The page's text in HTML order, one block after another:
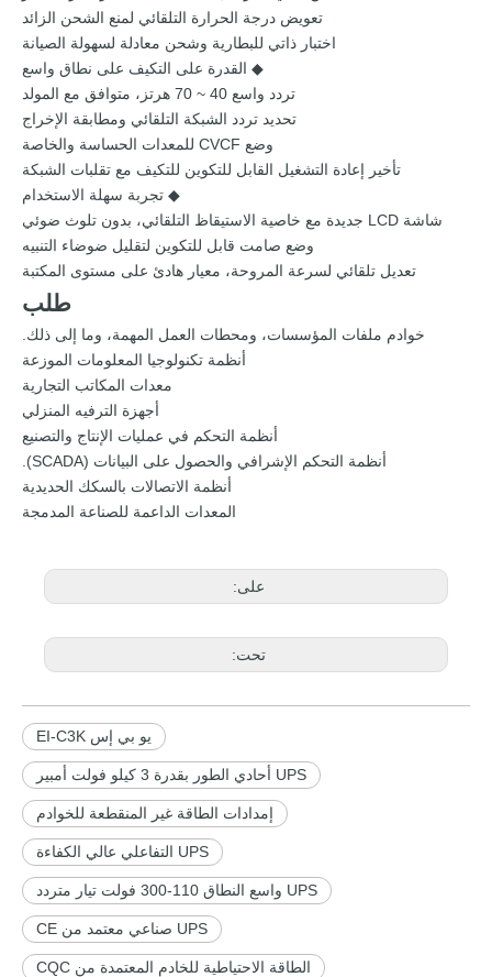
تعويض درجة الحرارة التلقائي لمنع الشحن الزائد
اختبار ذاتي للبطارية وشحن معادلة لسهولة الصيانة
◆ القدرة على التكيف على نطاق واسع
تردد واسع 40 ~ 70 هرتز، متوافق مع المولد
تحديد تردد الشبكة التلقائي ومطابقة الإخراج
وضع CVCF للمعدات الحساسة والخاصة
تأخير إعادة التشغيل القابل للتكوين للتكيف مع تقلبات الشبكة
◆ تجربة سهلة الاستخدام
شاشة LCD جديدة مع خاصية الاستيقاظ التلقائي، بدون تلوث ضوئي
وضع صامت قابل للتكوين لتقليل ضوضاء التنبيه
تعديل تلقائي لسرعة المروحة، معيار هادئ على مستوى المكتبة
طلب
خوادم ملفات المؤسسات، ومحطات العمل المهمة، وما إلى ذلك.
أنظمة تكنولوجيا المعلومات الموزعة
معدات المكاتب التجارية
أجهزة الترفيه المنزلي
أنظمة التحكم في عمليات الإنتاج والتصنيع
أنظمة التحكم الإشرافي والحصول على البيانات (SCADA).
أنظمة الاتصالات بالسكك الحديدية
المعدات الداعمة للصناعة المدمجة
على:
تحت:
يو بي إس EI-C3K
UPS أحادي الطور بقدرة 3 كيلو فولت أمبير
إمدادات الطاقة غير المنقطعة للخوادم
UPS التفاعلي عالي الكفاءة
UPS واسع النطاق 110-300 فولت تيار متردد
UPS صناعي معتمد من CE
الطاقة الاحتياطية للخادم المعتمدة من CQC